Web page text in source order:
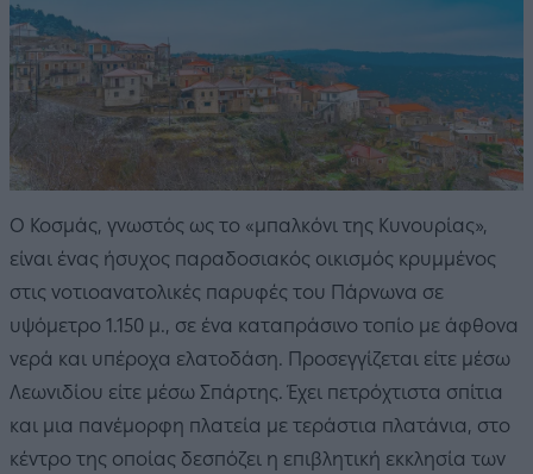
Ο Κοσμάς, γνωστός ως το «μπαλκόνι της Κυνουρίας»,
είναι ένας ήσυχος παραδοσιακός οικισμός κρυμμένος
στις νοτιοανατολικές παρυφές του Πάρνωνα σε
υψόμετρο 1.150 μ., σε ένα καταπράσινο τοπίο με άφθονα
νερά και υπέροχα ελατοδάση. Προσεγγίζεται είτε μέσω
Λεωνιδίου είτε μέσω Σπάρτης. Έχει πετρόχτιστα σπίτια
και μια πανέμορφη πλατεία με τεράστια πλατάνια, στο
κέντρο της οποίας δεσπόζει η επιβλητική εκκλησία των